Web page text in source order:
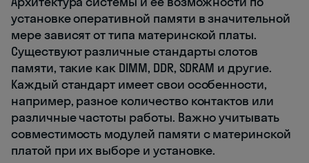
установке оперативной памяти в значительной
мере зависят от типа материнской платы.
Существуют различные стандарты слотов
памяти, такие как DIMM, DDR, SDRAM и другие.
Каждый стандарт имеет свои особенности,
например, разное количество контактов или
различные частоты работы. Важно учитывать
совместимость модулей памяти с материнской
платой при их выборе и установке.